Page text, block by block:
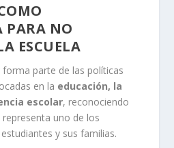
PARA NO
ESCUELA
parte de las políticas
en la educación, la
escolar, reconociendo
uno de los
y sus familias.